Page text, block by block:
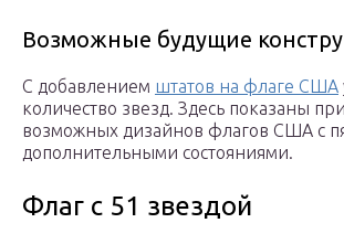
Возможные будущие
С добавлением штатов на флаге США
количество звезд. Здесь показаны
возможных дизайнов флагов США с
дополнительными состояниями.
Флаг с 51 звездой